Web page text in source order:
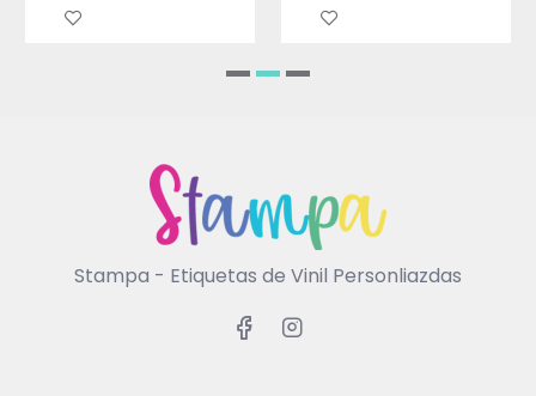
Stampa - Etiquetas de Vinil Personliazdas